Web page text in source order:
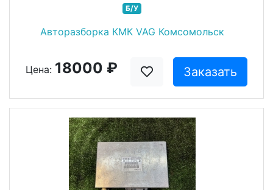
Б/У
Авторазборка КМК VAG Комсомольск
Цена: 18000 ₽ Заказать